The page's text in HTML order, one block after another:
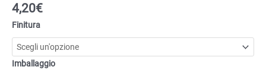
4,20€
Finitura
Imballaggio